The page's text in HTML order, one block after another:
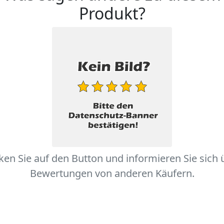
Produkt?
Sie auf den Button und informieren Sie sich
Bewertungen von anderen Käufern.